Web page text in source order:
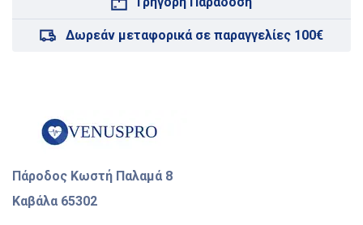
Δωρεάν μεταφορικά σε παραγγελίες 100€
Πάροδος Κωστή Παλαμά 8
Καβάλα 65302